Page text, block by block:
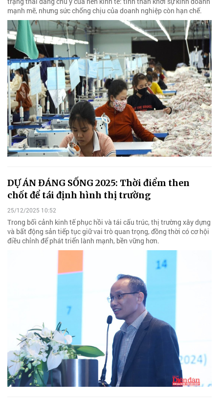
mạnh mẽ, nhưng sức chống chịu của doanh nghiệp còn hạn chế.
DỰ ÁN ĐÁNG SỐNG 2025: Thời điểm then
chốt để tái định hình thị trường
25/12/2025 10:52
Trong bối cảnh kinh tế phục hồi và tái cấu trúc, thị trường xây dựng
và bất động sản tiếp tục giữ vai trò quan trọng, đồng thời có cơ hội
điều chỉnh để phát triển lành mạnh, bền vững hơn.